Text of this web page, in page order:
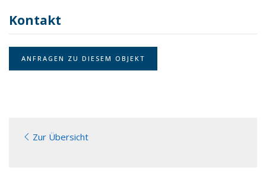
Kontakt
ANFRAGEN ZU DIESEM OBJEKT
Zur Übersicht